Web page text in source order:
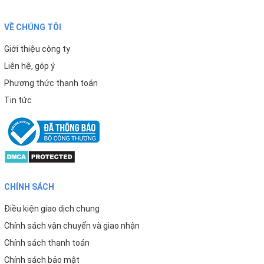
Ngoài ra, người dùng còn có thể tùy chỉnh nhiệt độ lạnh
Tính năng an toàn – Đặt sự an tâm lên hàng đầu
Một trong những điểm cộng lớn nhất của Korihome WPK-
VỀ CHÚNG TÔI
Giới thiệu công ty
Liên hệ, góp ý
Phương thức thanh toán
Tin tức
CHÍNH SÁCH
Điều kiện giao dịch chung
Chính sách vận chuyển và giao nhận
Chính sách thanh toán
Chính sách bảo mật